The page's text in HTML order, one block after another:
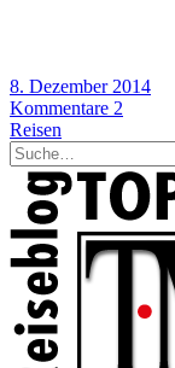
8. Dezember 2014
Kommentare 2
Reisen
Suche